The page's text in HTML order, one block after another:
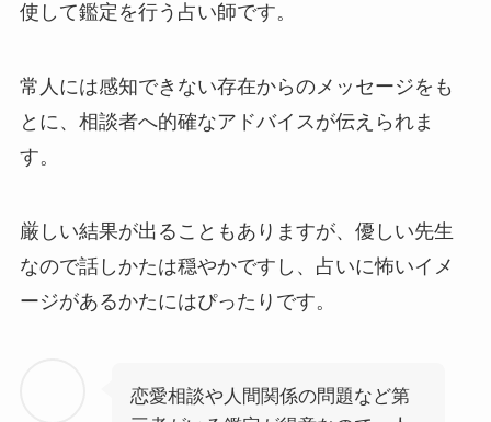
使して鑑定を行う占い師です。
常人には感知できない存在からのメッセージをも
とに、相談者へ的確なアドバイスが伝えられま
す。
厳しい結果が出ることもありますが、優しい先生
なので話しかたは穏やかですし、占いに怖いイメ
ージがあるかたにはぴったりです。
恋愛相談や人間関係の問題など第